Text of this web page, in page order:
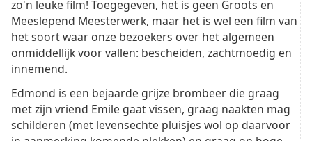
zo'n leuke film! Toegegeven, het is geen Groots en
Meeslepend Meesterwerk, maar het is wel een film van
het soort waar onze bezoekers over het algemeen
onmiddellijk voor vallen: bescheiden, zachtmoedig en
innemend.
Edmond is een bejaarde grijze brombeer die graag
met zijn vriend Emile gaat vissen, graag naakten mag
schilderen (met levensechte pluisjes wol op daarvoor